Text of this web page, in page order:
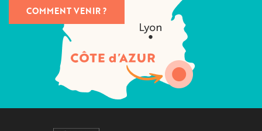
COMMENT VENIR ?